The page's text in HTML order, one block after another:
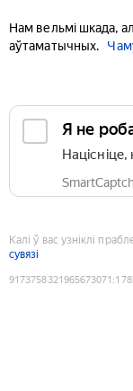
Нам вельмі шкада,
аўтаматычных.
Я не
Калі ў вас узніклі
сувязі
9173758321965673071 :